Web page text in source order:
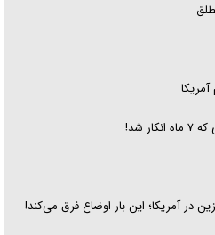
شد!
در آمریکا؛ این بار اوضاع فرق می‌کند!